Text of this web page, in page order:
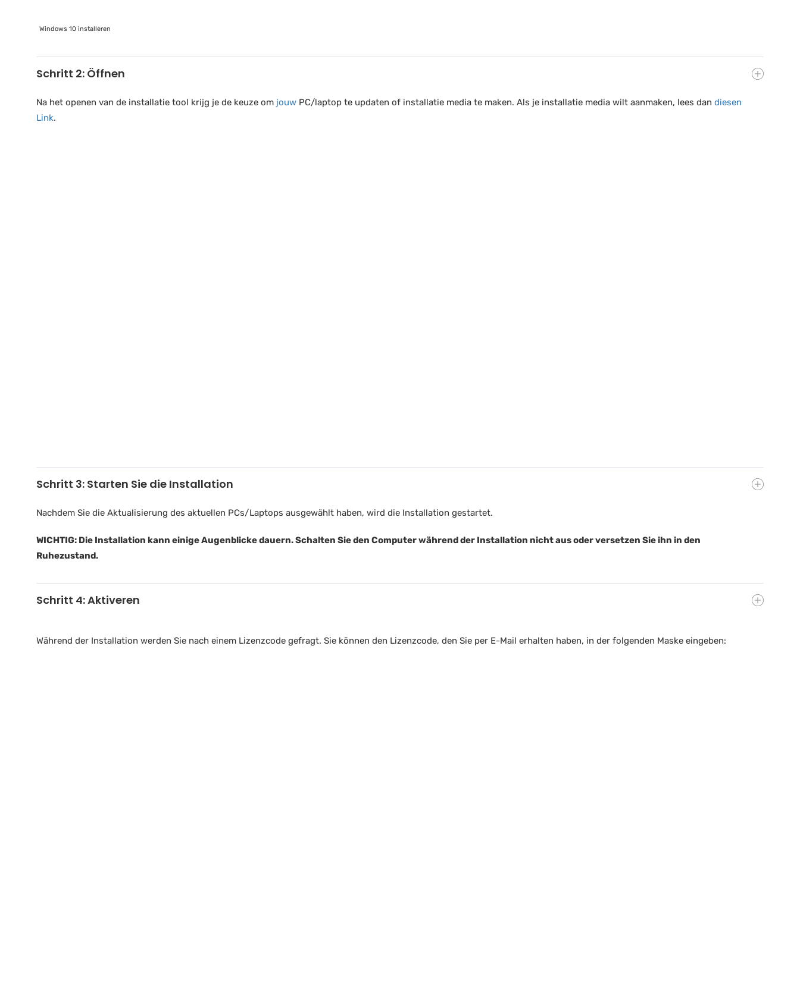
Windows 10 installeren
Schritt 2: Öffnen
Na het openen van de installatie tool krijg je de keuze om jouw PC/laptop te updaten of installatie media te maken. Als je installatie media wilt aanmaken, lees dan diesen
Link.
Schritt 3: Starten Sie die Installation
Nachdem Sie die Aktualisierung des aktuellen PCs/Laptops ausgewählt haben, wird die Installation gestartet.
WICHTIG: Die Installation kann einige Augenblicke dauern. Schalten Sie den Computer während der Installation nicht aus oder versetzen Sie ihn in den
Ruhezustand.
Schritt 4: Aktiveren
Während der Installation werden Sie nach einem Lizenzcode gefragt. Sie können den Lizenzcode, den Sie per E-Mail erhalten haben, in der folgenden Maske eingeben: